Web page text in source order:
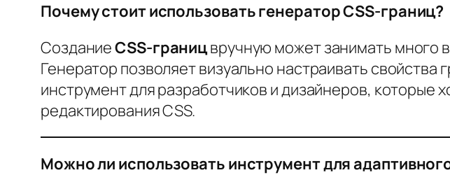
Почему стоит использовать генератор CSS-границ?
СозданиеCSS-границвручную может занимать много
Генератор позволяет визуально настраивать
инструмент для разработчиков и дизайнеров, которые
редактирования CSS.
Можно ли использовать инструмент для